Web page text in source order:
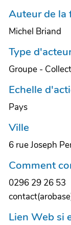
Auteur de la
Michel Briand
Type
Groupe -
Echelle
Pays
Ville
6 rue Joseph
Comment
0296 29 26 53
Lien Web si